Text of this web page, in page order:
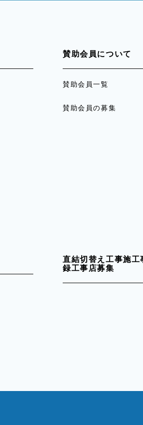
賛助会員について
賛助会員一覧
賛助会員の募集
直結切替え工事施工
録工事店募集